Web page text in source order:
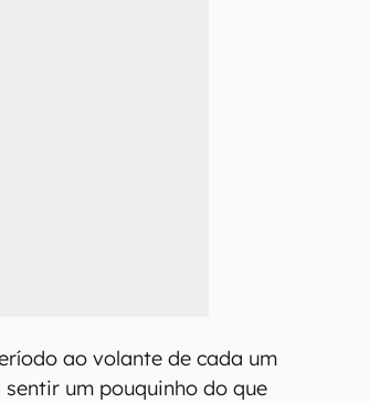
ao volante de cada um
um pouquinho do que